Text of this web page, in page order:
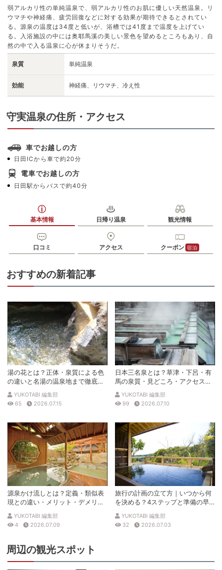
弱アルカリ性の単純温泉で、弱アルカリ性のお肌に優しい天然温泉。リ
ウマチや神経痛、疲労回復などに対する効果が期待できるとされてい
る。源泉の温度は34度と低いが、浴槽では41度まで温度を上げてい
る。入浴施設の中には奥耶馬溪の美しい景色を望めるところもあり、自
然の中で入る温泉に心が休まりそうだ。
泉質 単純温泉
効能 神経痛、リウマチ、冷え性
守実温泉の住所・アクセス
車でお越しの方
日田ICから車で約20分
電車でお越しの方
日田駅からバスで約40分
基本情報 日帰り温泉 観光情報
口コミ アクセス クーポン 宿泊
おすすめの新着記事
湯の花とは？正体・泉質による色
の違いと名湯の温泉地まで徹底解
説
YUKOTABI 編集部
65
2026.07.15
日本三名泉とは？草津・下呂・有
馬の泉質・見どころ・アクセスを
徹底解説
YUKOTABI 編集部
99
2026.07.10
源泉かけ流しとは？定義・類似表
現との違い・メリット・デメリッ
トを解説
YUKOTABI 編集部
4
2026.07.09
旅行の計画の立て方｜いつから何
を決める？4ステップと準備の早
見表
YUKOTABI 編集部
32
2026.07.03
周辺の観光スポット